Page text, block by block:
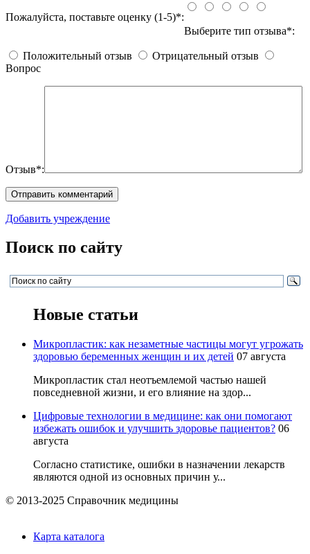
Пожалуйста, поставьте оценку (1-5)*:
Выберите тип отзыва*:
Положительный отзыв
Отрицательный отзыв
Вопрос
Отзыв*:
Добавить учреждение
Поиск по сайту
Новые статьи
Микропластик: как незаметные частицы могут угрожать
здоровью беременных женщин и их детей 07 августа
Микропластик стал неотъемлемой частью нашей
повседневной жизни, и его влияние на здор...
Цифровые технологии в медицине: как они помогают
избежать ошибок и улучшить здоровье пациентов? 06
августа
Согласно статистике, ошибки в назначении лекарств
являются одной из основных причин у...
© 2013-2025 Справочник медицины
Карта каталога